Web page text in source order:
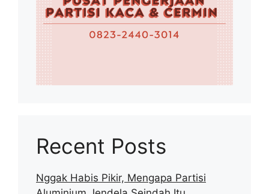
Recent Posts
Nggak Habis Pikir, Mengapa Partisi